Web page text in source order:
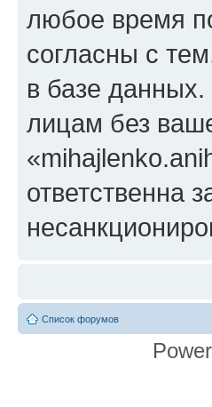
любое время
согласны с
в базе
лицам без
ответственна
Список форумов